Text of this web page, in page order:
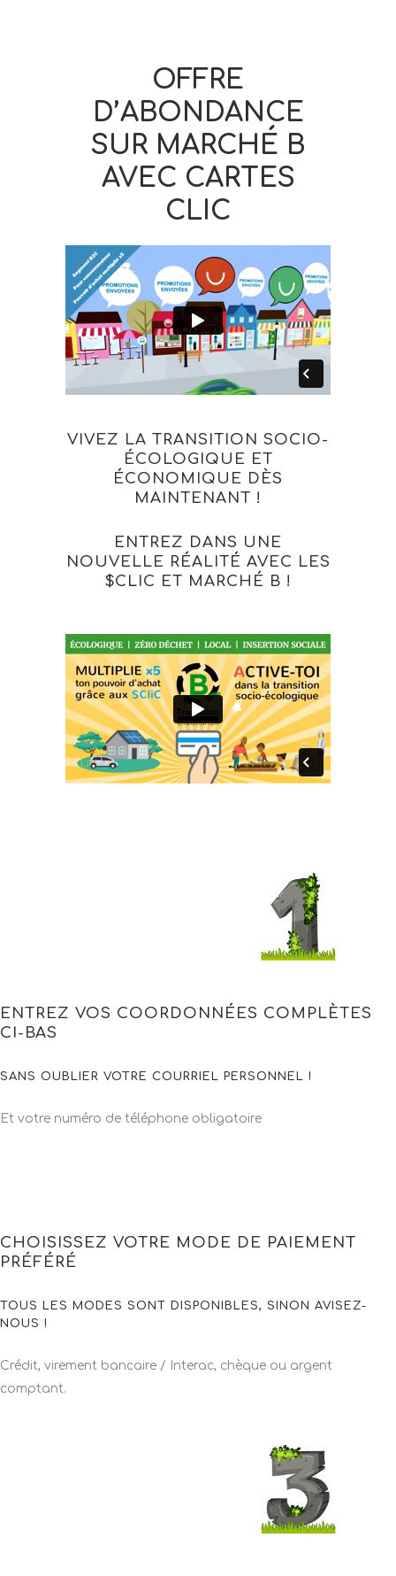
OFFRE
D’ABONDANCE
SUR MARCHÉ B
AVEC CARTES
CLIC
VIVEZ LA TRANSITION SOCIO-
ÉCOLOGIQUE ET
ÉCONOMIQUE DÈS
MAINTENANT !
ENTREZ DANS UNE
NOUVELLE RÉALITÉ AVEC LES
$CLIC ET MARCHÉ B !
ENTREZ VOS COORDONNÉES COMPLÈTES
CI-BAS
SANS OUBLIER VOTRE COURRIEL PERSONNEL !
Et votre numéro de téléphone obligatoire
CHOISISSEZ VOTRE MODE DE PAIEMENT
PRÉFÉRÉ
TOUS LES MODES SONT DISPONIBLES, SINON AVISEZ-
NOUS !
Crédit, virement bancaire / Interac, chèque ou argent
comptant.